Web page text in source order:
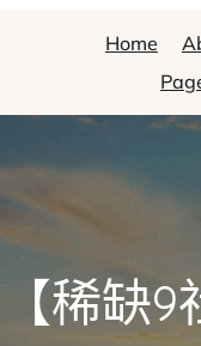
Home
【稀缺